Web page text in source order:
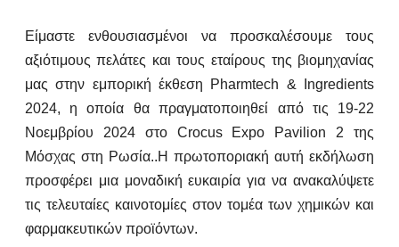
Είμαστε ενθουσιασμένοι να προσκαλέσουμε τους
αξιότιμους πελάτες και τους εταίρους της βιομηχανίας
μας στην εμπορική έκθεση Pharmtech & Ingredients
2024, η οποία θα πραγματοποιηθεί από τις 19-22
Νοεμβρίου 2024 στο Crocus Expo Pavilion 2 της
Μόσχας στη Ρωσία..Η πρωτοποριακή αυτή εκδήλωση
προσφέρει μια μοναδική ευκαιρία για να ανακαλύψετε
τις τελευταίες καινοτομίες στον τομέα των χημικών και
φαρμακευτικών προϊόντων.